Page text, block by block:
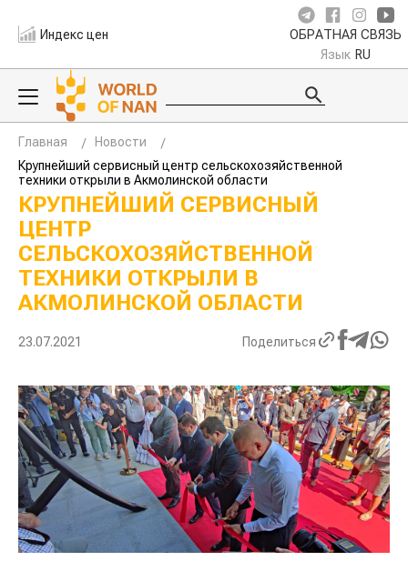
Индекс цен ОБРАТНАЯ СВЯЗЬ
Язык RU
Главная
Новости
Крупнейший сервисный центр сельскохозяйственной
техники открыли в Акмолинской области
КРУПНЕЙШИЙ СЕРВИСНЫЙ
ЦЕНТР
СЕЛЬСКОХОЗЯЙСТВЕННОЙ
ТЕХНИКИ ОТКРЫЛИ В
АКМОЛИНСКОЙ ОБЛАСТИ
23.07.2021 Поделиться